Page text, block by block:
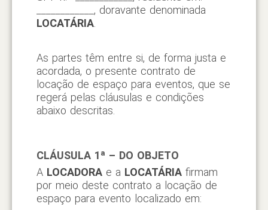
____________, doravante denominada
LOCATÁRIA.
As partes têm entre si, de forma justa e
acordada, o presente contrato de
locação de espaço para eventos, que se
regerá pelas cláusulas e condições
abaixo descritas.
CLÁUSULA 1ª – DO OBJETO
A LOCADORAe a LOCATÁRIAfirmam
por meio deste contrato a locação de
espaço para evento localizado em: